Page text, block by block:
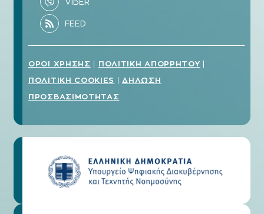
ΟΡΟΙ ΧΡΗΣΗΣ ΠΟΛΙΤΙΚΗ ΑΠΟΡΡΗΤΟΥ
ΠΟΛΙΤΙΚΗ COOKIES
ΔΗΛΩΣΗ
ΠΡΟΣΒΑΣΙΜΟΤΗΤΑΣ